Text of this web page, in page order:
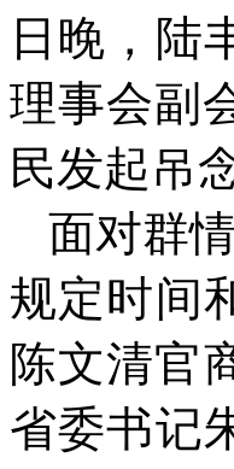
日晚，陆
理事会副
民发起吊
面对群
规定时间
陈文清官
省委书记